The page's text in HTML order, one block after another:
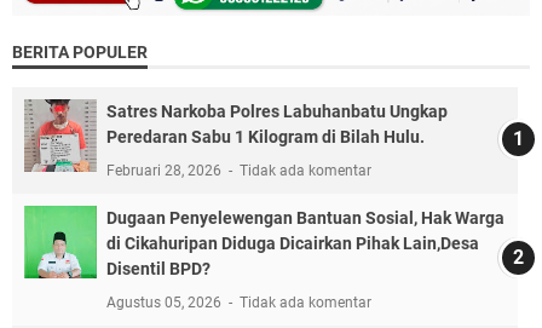
BERITA POPULER
Satres Narkoba Polres Labuhanbatu Ungkap
Peredaran Sabu 1 Kilogram di Bilah Hulu.
Februari 28, 2026 Tidak ada komentar
Dugaan Penyelewengan Bantuan Sosial, Hak Warga
di Cikahuripan Diduga Dicairkan Pihak Lain,Desa
Disentil BPD?
Agustus 05, 2026 Tidak ada komentar